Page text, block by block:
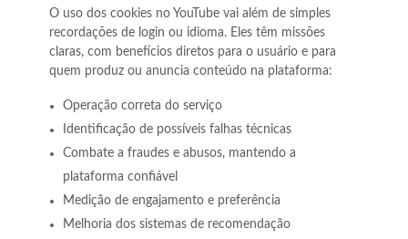
O uso dos cookies no YouTube vai além de simples
recordações de login ou idioma. Eles têm missões
claras, com benefícios diretos para o usuário e para
quem produz ou anuncia conteúdo na plataforma:
Operação correta do serviço
Identificação de possíveis falhas técnicas
Combate a fraudes e abusos, mantendo a
plataforma confiável
Medição de engajamento e preferência
Melhoria dos sistemas de recomendação